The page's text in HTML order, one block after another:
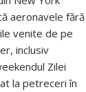
aeronavele fără
venite de pe
inclusiv
Zilei
la petreceri în